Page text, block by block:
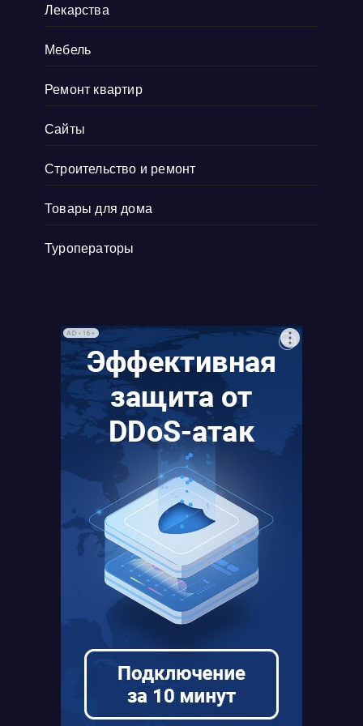
Лекарства
Мебель
Ремонт квартир
Сайты
Строительство и ремонт
Товары для дома
Туроператоры